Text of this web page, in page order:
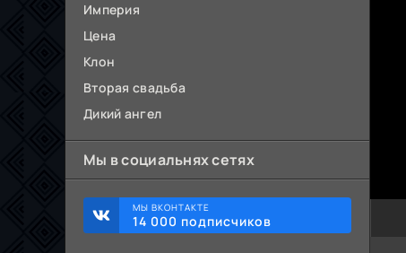
Империя
Цена
Клон
Вторая свадьба
Дикий ангел
Мы в социальнях сетях
МЫ ВКОНТАКТЕ
14 000 подписчиков